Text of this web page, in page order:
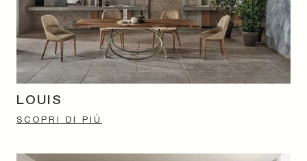
LOUIS
SCOPRI DI PIÙ